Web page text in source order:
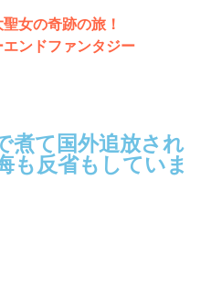
女の奇跡の旅！
ンドファンタジー
煮て国外追放され
も反省もしていま